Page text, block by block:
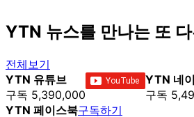
YTN 뉴스를 만나는 또 다
전체보기
YTN 유튜브
구독 5,390,000
YTN 네
구독
YTN 페이스북구독하기